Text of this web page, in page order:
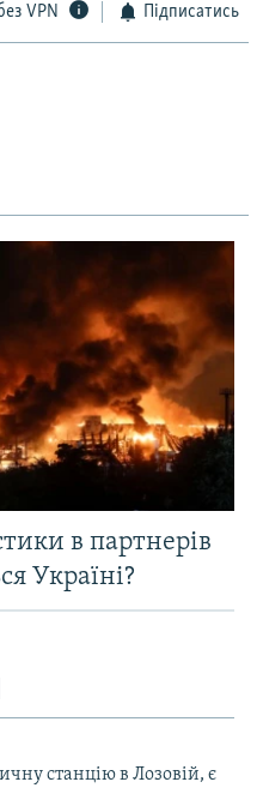
VPN Підписатись
в партнерів
Україні?
станцію в Лозовій, є